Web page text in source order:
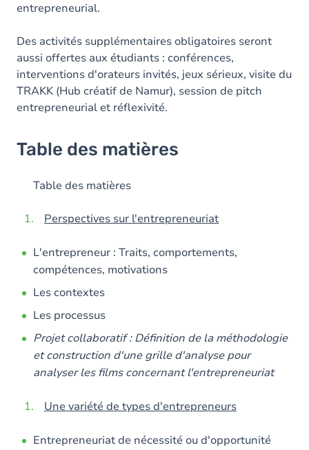
entrepreneurial.
Des activités supplémentaires obligatoires seront
aussi offertes aux étudiants : conférences,
interventions d'orateurs invités, jeux sérieux, visite du
TRAKK (Hub créatif de Namur), session de pitch
entrepreneurial et réflexivité.
Table des matières
Table des matières
Perspectives sur l'entrepreneuriat
L'entrepreneur : Traits, comportements,
compétences, motivations
Les contextes
Les processus
Projet collaboratif : Définition de la méthodologie
et construction d'une grille d'analyse pour
analyser les films concernant l'entrepreneuriat
Une variété de types d'entrepreneurs
Entrepreneuriat de nécessité ou d'opportunité